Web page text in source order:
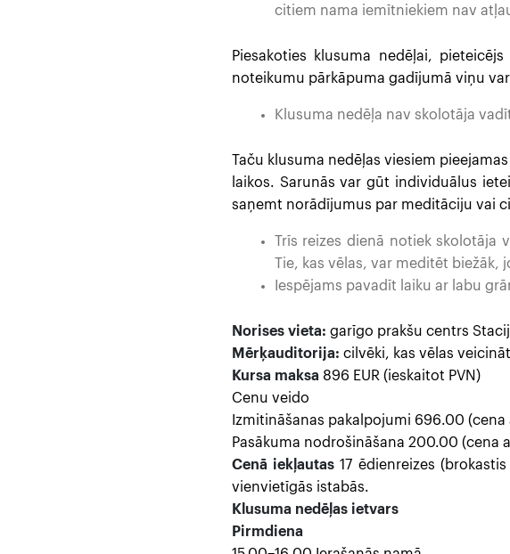
citiem nama iemītniekiem nav
Piesakoties klusuma nedēļai,
noteikumu pārkāpuma gadījumā viņu
Klusuma nedēļa nav skolotāja
Taču klusuma nedēļas viesiem
laikos. Sarunās var gūt individuālus
saņemt norādījumus par meditāciju vai
Trīs reizes dienā notiek skolotāja
Tie, kas vēlas, var meditēt biežāk,
Iespējams pavadīt laiku ar labu
Norises vieta: garīgo prakšu centrs
Mērķauditorija: cilvēki, kas vēlas
Kursa maksa 896 EUR (ieskaitot PVN)
Cenu veido
Izmitināšanas pakalpojumi 696.00 (cena
Pasākuma nodrošināšana 200.00 (cena
Cenā iekļautas 17 ēdienreizes
vienvietīgās istabās.
Klusuma nedēļas ietvars
Pirmdiena